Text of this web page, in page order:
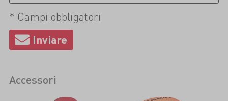
* Campi obbligatori
Accessori